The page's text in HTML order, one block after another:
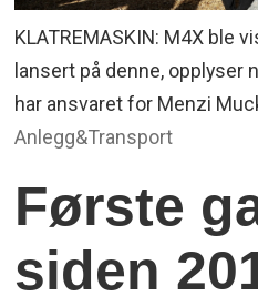
KLATREMASKIN: M4X ble
lansert på denne,
har ansvaret for Menzi
Anlegg&Transport
Første
siden